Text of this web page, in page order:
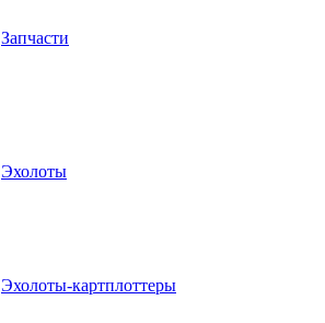
Запчасти
Эхолоты
Эхолоты-картплоттеры